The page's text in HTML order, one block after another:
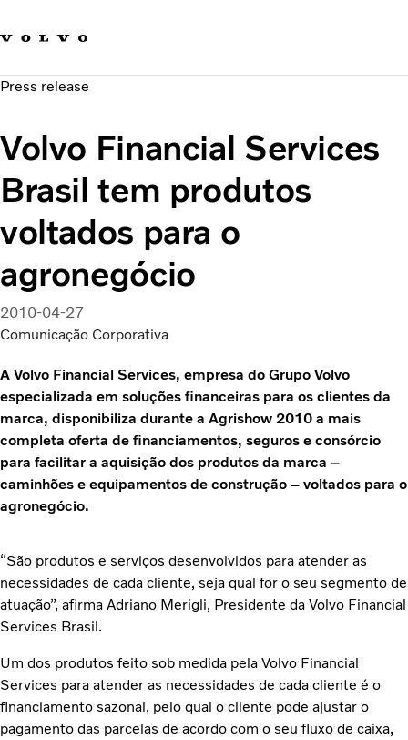
Carreira
Sustentabilidade e Segurança
Press release
Volvo Financial Services
Brasil tem produtos
voltados para o
agronegócio
2010-04-27
Comunicação Corporativa
A Volvo Financial Services, empresa do Grupo Volvo
especializada em soluções financeiras para os clientes da
marca, disponibiliza durante a Agrishow 2010 a mais
completa oferta de financiamentos, seguros e consórcio
para facilitar a aquisição dos produtos da marca –
caminhões e equipamentos de construção – voltados para o
agronegócio.
“São produtos e serviços desenvolvidos para atender as
necessidades de cada cliente, seja qual for o seu segmento de
atuação”, afirma Adriano Merigli, Presidente da Volvo Financial
Services Brasil.
Um dos produtos feito sob medida pela Volvo Financial
Services para atender as necessidades de cada cliente é o
financiamento sazonal, pelo qual o cliente pode ajustar o
pagamento das parcelas de acordo com o seu fluxo de caixa,